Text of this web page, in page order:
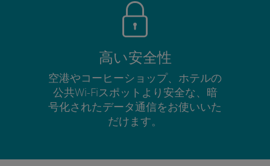
高い安全性
空港やコーヒーショップ、ホテルの
公共Wi-Fiスポットより安全な、暗
号化されたデータ通信をお使いいた
だけます。